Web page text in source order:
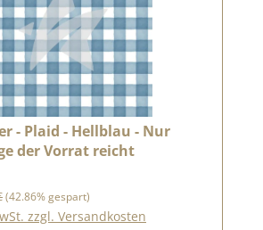
- Plaid - Hellblau - Nur
der Vorrat reicht
Preis:
(42.86% gespart)
zzgl. Versandkosten